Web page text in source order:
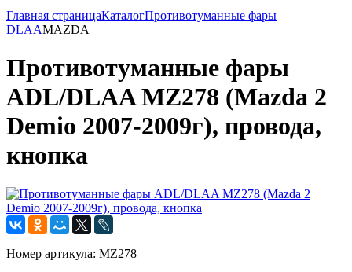
Главная страницаКаталогПротивотуманные фары
DLAAMAZDA
Противотуманные фары
ADL/DLAA MZ278 (Mazda 2
Demio 2007-2009г), провода,
кнопка
Номер артикула: MZ278